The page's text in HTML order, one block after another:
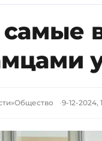
»Общество 9-12-2024,